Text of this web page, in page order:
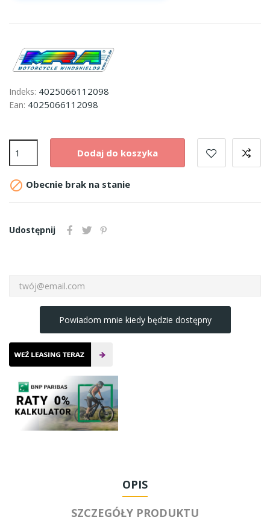
Indeks: 4025066112098
Ean: 4025066112098
Dodaj do koszyka
 Obecnie brak na stanie
Udostępnij
Powiadom mnie kiedy będzie dostępny
OPIS
SZCZEGÓŁY PRODUKTU